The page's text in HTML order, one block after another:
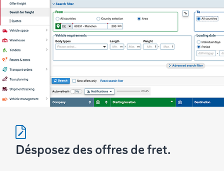
Désposez des offres de fret.